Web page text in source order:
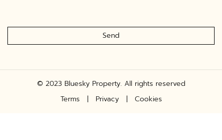
Send
© 2023 Bluesky Property. All rights reserved
Terms | Privacy | Cookies